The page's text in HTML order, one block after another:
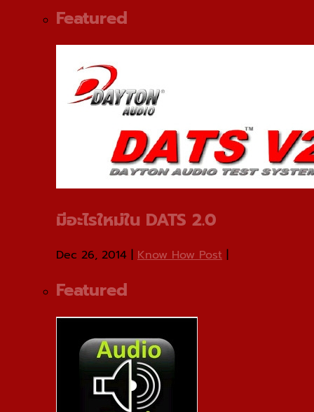
Featured
มีอะไรใหม่ใน DATS 2.0
Dec 26, 2014 | Know How Post |
Featured